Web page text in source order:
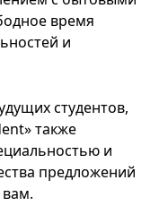
время
и
студентов,
также
и
предложений